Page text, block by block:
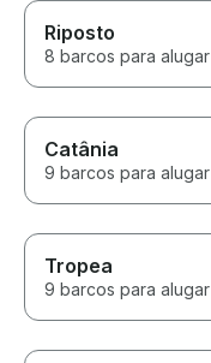
Riposto
8 barcos para alugar
Catânia
9 barcos para alugar
Tropea
9 barcos para alugar